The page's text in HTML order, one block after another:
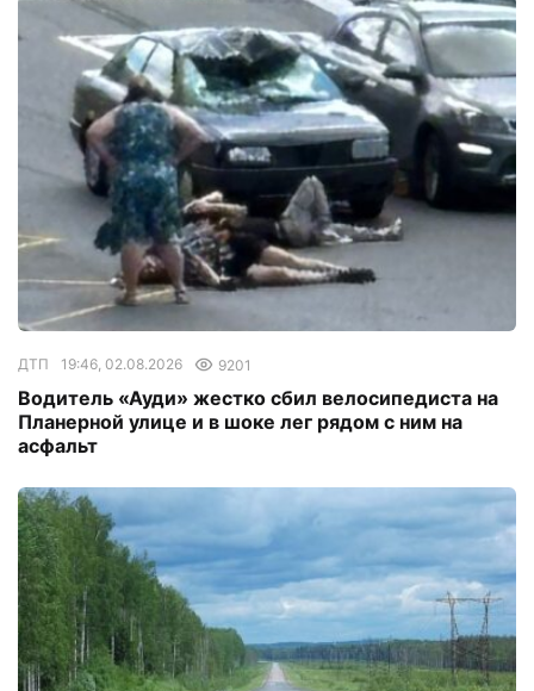
ДТП 19:46, 02.08.2026 9201
Водитель «Ауди» жестко сбил велосипедиста на
Планерной улице и в шоке лег рядом с ним на
асфальт